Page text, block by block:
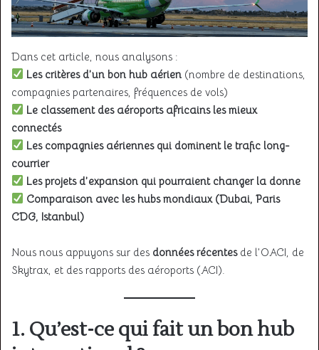
Dans cet article, nous analysons :
Les critères d’un bon hub aérien (nombre de destinations,
compagnies partenaires, fréquences de vols)
Le classement des aéroports africains les mieux
connectés
Les compagnies aériennes qui dominent le trafic long-
courrier
Les projets d’expansion qui pourraient changer la donne
Comparaison avec les hubs mondiaux (Dubai, Paris
CDG, Istanbul)
Nous nous appuyons sur des données récentesde l’OACI, de
Skytrax, et des rapports des aéroports (ACI).
1. Qu’est-ce qui fait un bon hub